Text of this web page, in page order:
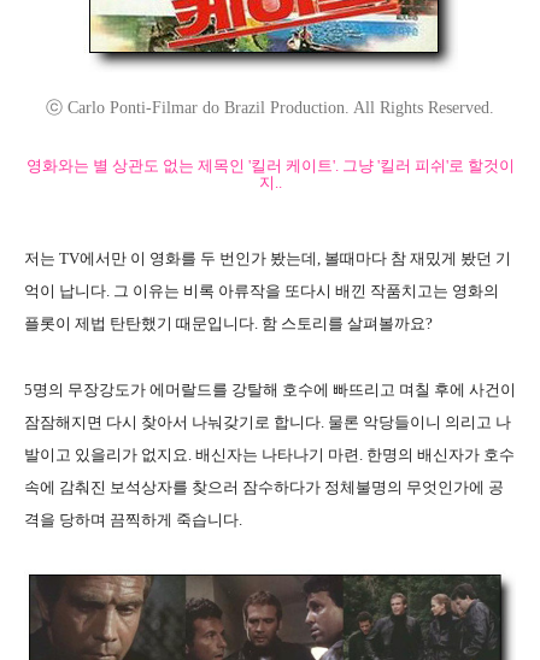
ⓒ Carlo Ponti-Filmar do Brazil Production. All Rights Reserved.
영화와는 별 상관도 없는 제목인 '킬러 케이트'. 그냥 '킬러 피쉬'로 할것이
지..
저는 TV에서만 이 영화를 두 번인가 봤는데, 볼때마다 참 재밌게 봤던 기
억이 납니다. 그 이유는 비록 아류작을 또다시 배낀 작품치고는 영화의
플롯이 제법 탄탄했기 때문입니다. 함 스토리를 살펴볼까요?
5명의 무장강도가 에머랄드를 강탈해 호수에 빠뜨리고 며칠 후에 사건이
잠잠해지면 다시 찾아서 나눠갖기로 합니다. 물론 악당들이니 의리고 나
발이고 있을리가 없지요. 배신자는 나타나기 마련. 한명의 배신자가 호수
속에 감춰진 보석상자를 찾으러 잠수하다가 정체불명의 무엇인가에 공
격을 당하며 끔찍하게 죽습니다.